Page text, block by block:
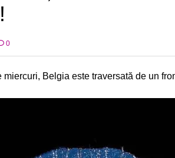
0
Belgia este traversată de un